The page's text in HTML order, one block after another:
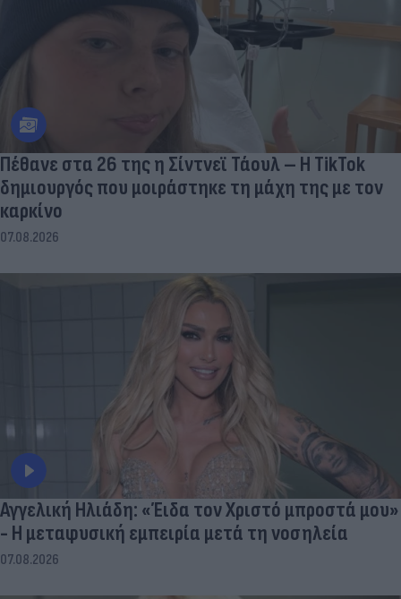
Πέθανε στα 26 της η Σίντνεϊ Τάουλ – Η TikTok
δημιουργός που μοιράστηκε τη μάχη της με τον
καρκίνο
07.08.2026
Αγγελική Ηλιάδη: «Έιδα τον Χριστό μπροστά μου»
- Η μεταφυσική εμπειρία μετά τη νοσηλεία
07.08.2026